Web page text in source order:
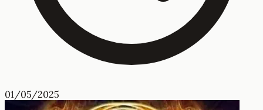
01/05/2025